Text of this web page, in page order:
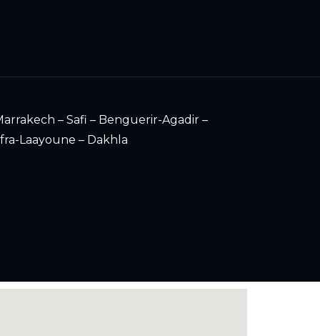
– Safi – Benguerir-Agadir –
Laayoune – Dakhla